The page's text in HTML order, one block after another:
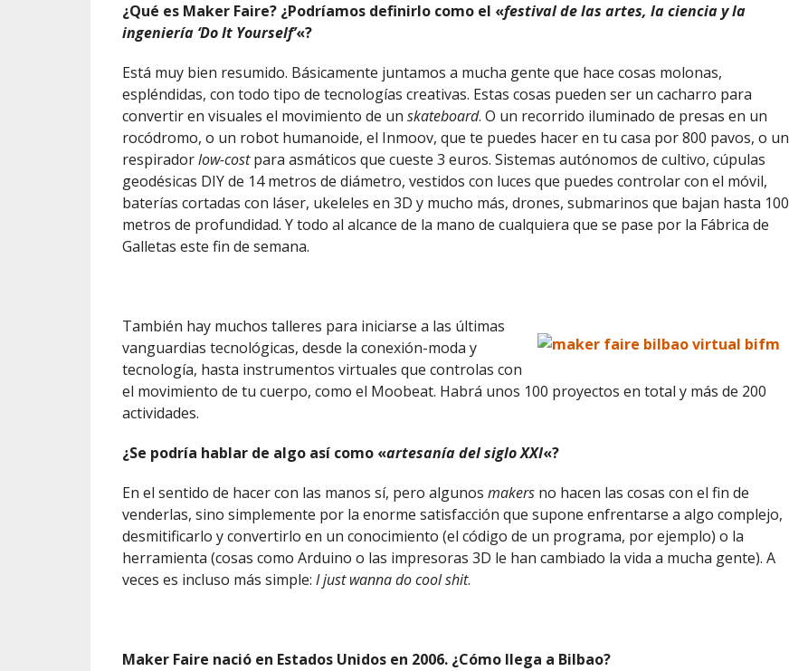
¿Qué es Maker Faire? ¿Podríamos definirlo como el «festival de las artes, la ciencia y la
ingeniería ‘Do It Yourself’«?
Está muy bien resumido. Básicamente juntamos a mucha gente que hace cosas molonas,
espléndidas, con todo tipo de tecnologías creativas. Estas cosas pueden ser un cacharro para
convertir en visuales el movimiento de un skateboard. O un recorrido iluminado de presas en un
rocódromo, o un robot humanoide, el Inmoov, que te puedes hacer en tu casa por 800 pavos, o un
respiradorlow-costpara asmáticos que cueste 3 euros. Sistemas autónomos de cultivo, cúpulas
geodésicas DIY de 14 metros de diámetro, vestidos con luces que puedes controlar con el móvil,
baterías cortadas con láser, ukeleles en 3D y mucho más, drones, submarinos que bajan hasta 100
metros de profundidad. Y todo al alcance de la mano de cualquiera que se pase por la Fábrica de
Galletas este fin de semana.
También hay muchos talleres para iniciarse a las últimas
vanguardias tecnológicas, desde la conexión-moda y
tecnología, hasta instrumentos virtuales que controlas con
el movimiento de tu cuerpo, como el Moobeat. Habrá unos 100 proyectos en total y más de 200
actividades.
¿Se podría hablar de algo así como «artesanía del siglo XXI«?
En el sentido de hacer con las manos sí, pero algunos makersno hacen las cosas con el fin de
venderlas, sino simplemente por la enorme satisfacción que supone enfrentarse a algo complejo,
desmitificarlo y convertirlo en un conocimiento (el código de un programa, por ejemplo) o la
herramienta (cosas como Arduino o las impresoras 3D le han cambiado la vida a mucha gente). A
veces es incluso más simple: I just wanna do cool shit.
Maker Faire nació en Estados Unidos en 2006. ¿Cómo llega a Bilbao?